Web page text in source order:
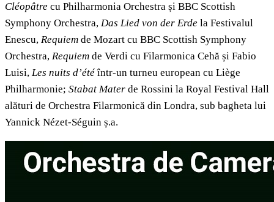
Cléopâtre cu Philharmonia Orchestra și BBC Scottish
Symphony Orchestra, Das Lied von der Erde la Festivalul
Enescu, Requiem de Mozart cu BBC Scottish Symphony
Orchestra, Requiem de Verdi cu Filarmonica Cehă și Fabio
Luisi, Les nuits d’étéîntr-un turneu european cu Liège
Philharmonie; Stabat Mater de Rossini la Royal Festival Hall
alături de Orchestra Filarmonică din Londra, sub bagheta lui
Yannick Nézet-Séguin ș.a.